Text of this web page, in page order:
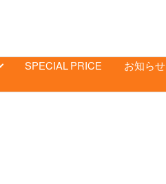
SPECIAL PRICE お知らせ